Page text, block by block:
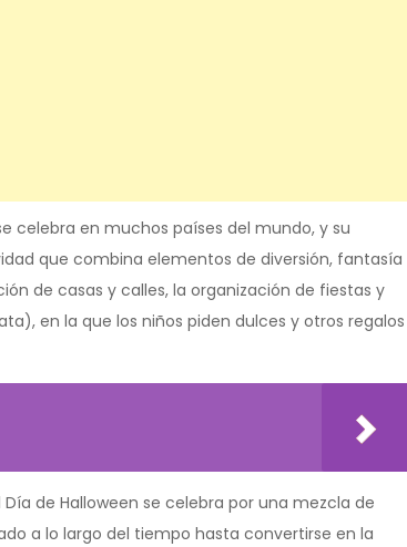
celebra en muchos países del mundo, y su
que combina elementos de diversión, fantasía
de casas y calles, la organización de fiestas y
en la que los niños piden dulces y otros regalos
de Halloween se celebra por una mezcla de
a lo largo del tiempo hasta convertirse en la